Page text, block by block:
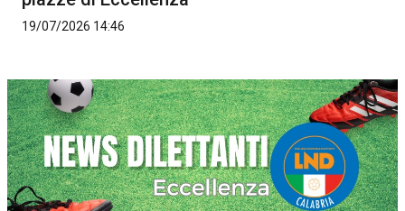
19/07/2026 14:46